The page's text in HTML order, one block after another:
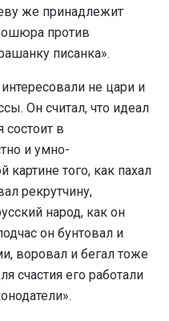
же принадлежит
против
писанка».
не цари и
Он считал, что идеал
состоит в
и умно-
картине того, как пахал
рекрутчину,
народ, как он
он бунтовал и
воровал и бегал тоже
счастия его работали